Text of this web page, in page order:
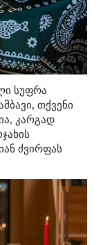
სუფრა
თქვენი
კარგად
ძვირფას